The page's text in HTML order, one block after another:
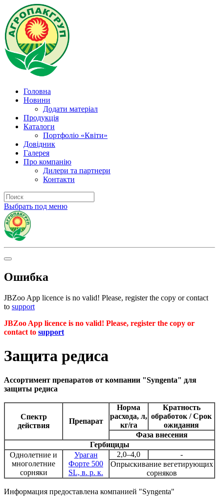
Головна
Новини
Додати матеріал
Продукція
Каталоги
Портфоліо «Квіти»
Довідник
Галерея
Про компанію
Дилери та партнери
Контакти
Выбрать под меню
Ошибка
JBZoo App licence is no valid! Please, register the copy or contact
to support
JBZoo App licence is no valid! Please, register the copy or
contact to support
Защита редиса
Ассортимент препаратов от компании "Syngenta" для
защиты редиса
Cпектр
действия
Препарат
Норма
расхода, л,
кг/га
Кратность
обработок / Срок
ожидания
Фаза внесения
Гербициды
Однолетние и
многолетние
сорняки
Ураган
Форте 500
SL, в. р. к.
2,0–4,0
-
Опрыскивание вегетирующих
сорняков
Информация предоставлена компанией "Syngenta"